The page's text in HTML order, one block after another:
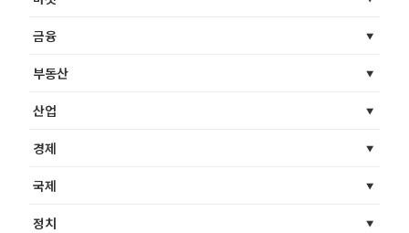
금융
부동산
산업
경제
국제
정치